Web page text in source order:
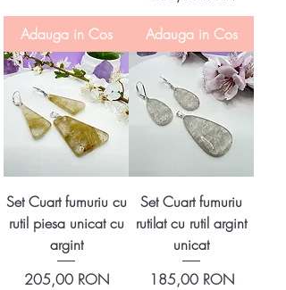
Adauga in Cos
Adauga in Cos
Set Cuart fumuriu cu
rutil piesa unicat cu
argint
Preț
205,00 RON
Set Cuart fumuriu
rutilat cu rutil argint
unicat
Preț
185,00 RON